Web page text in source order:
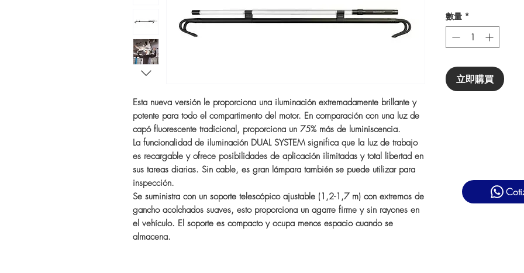
Esta nueva versión le proporciona una iluminación extremadamente brillante y
potente para todo el compartimento del motor. En comparación con una luz de
capó fluorescente tradicional, proporciona un 75% más de luminiscencia.
La funcionalidad de iluminación DUAL SYSTEM significa que la luz de trabajo
es recargable y ofrece posibilidades de aplicación ilimitadas y total libertad en
sus tareas diarias. Sin cable, es gran lámpara también se puede utilizar para
inspección.
Se suministra con un soporte telescópico ajustable (1,2-1,7 m) con extremos de
gancho acolchados suaves, esto proporciona un agarre firme y sin rayones en
el vehículo. El soporte es compacto y ocupa menos espacio cuando se
almacena.
數量 *
立即購買